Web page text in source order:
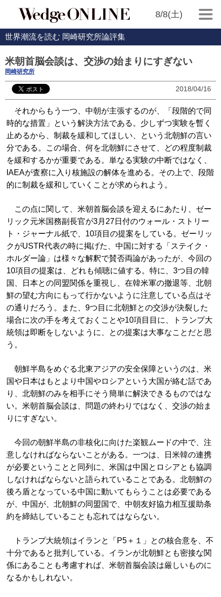
8/8(土)
世界潮流を読む 岡崎研究所論評集
米朝首脳会談は、交渉の始まりにすぎない
岡崎研究所
2018/04/16
それからもう一つ、中朝が主張するのが、「段階的で同
時的な措置」という解決方法である。少しずつ実験を暫く
止めるから、制裁を緩和してほしい、という北朝鮮の言い
分である。この場合、何を北朝鮮にさせて、どの程度制裁
を緩和するかが重要である。単なる実験の中断ではなく、
IAEAが査察に入り核施設の解体を進める。その上で、段階
的に制裁を緩和していくことが求められよう。
この点に関して、米朝首脳会談を迎えるにあたり、ゼー
リック元米国務副長官が3月27日付のウォール・ストリー
ト・ジャーナル紙で、10項目の提案をしている。ゼーリッ
クがUSTR代表の時に掲げた、中国に対する「ステイク・
ホルダー論」は様々な解釈で賛否両論があったが、今回の
10項目の提案は、どれも傾聴に値する。特に、3つ目の韓
国、日本との同盟関係を重視し、在韓米軍の撤退等、北朝
鮮の望む方向にもって行かないように注意している点はそ
の通りだろう。また、9つ目に北朝鮮との交渉が決裂した
場合に次の手を考えておくことや10項目目に、トランプ大
統領は即断をしないように、との提案は大事なことだと思
う。
朝鮮半島をめぐる北東アジアの安全保障というのは、米
国や日本はもとより中国やロシアという大国が絡む話であ
り、北朝鮮のみを相手にそう簡単に解決できるものではな
い。米朝首脳会談は、問題の終わりではなく、交渉の始ま
りにすぎない。
今回の朝鮮半島の非核化に向けた楽観ムードの中で、注
意しなければならないことがある。一つは、日米韓の連携
が必要ということと同列に、米国は中国とロシアとも協調
しなければならないと語られていることである。北朝鮮の
後ろ盾となっている中国に動いてもらうことは必要である
が、中国が、北朝鮮の同盟国で、中朝友好協力相互援助条
約を締結していることも忘れてはならない。
トランプ大統領はイランと「P5＋１」との核合意を、不
十分であると批判している。イランが北朝鮮とも密接な関
係にあることも考慮すれば、米朝首脳会談は厳しいものに
なるかもしれない。